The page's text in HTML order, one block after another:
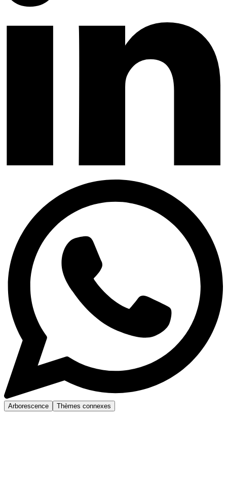
Arborescence Thèmes connexes